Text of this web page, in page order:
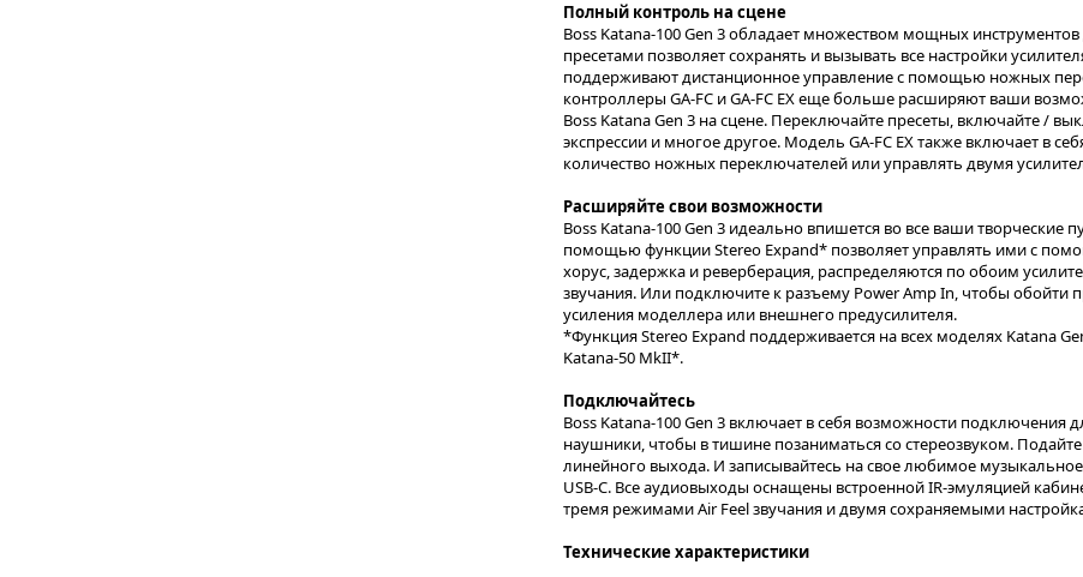
Полный контроль на сцене
Boss Katana-100 Gen 3 обладает множеством мощных
пресетами позволяет сохранять и вызывать все настройки
поддерживают дистанционное управление с помощью ножных
контроллеры GA-FC и GA-FC EX еще больше расширяют ваши
Boss Katana Gen 3 на сцене. Переключайте пресеты, включайте /
экспрессии и многое другое. Модель GA-FC EX также включает в
количество ножных переключателей или управлять двумя
Расширяйте свои возможности
Boss Katana-100 Gen 3 идеально впишется во все ваши творческие
помощью функции Stereo Expand* позволяет управлять ими с
хорус, задержка и реверберация, распределяются по обоим
звучания. Или подключите к разъему Power Amp In, чтобы обойти
усиления моделлера или внешнего предусилителя.
*Функция Stereo Expand поддерживается на всех моделях Katana
Katana-50 MkII*.
Подключайтесь
Boss Katana-100 Gen 3 включает в себя возможности
наушники, чтобы в тишине позаниматься со стереозвуком.
линейного выхода. И записывайтесь на свое любимое
USB-C. Все аудиовыходы оснащены встроенной IR-эмуляцией
тремя режимами Air Feel звучания и двумя сохраняемыми
Технические характеристики